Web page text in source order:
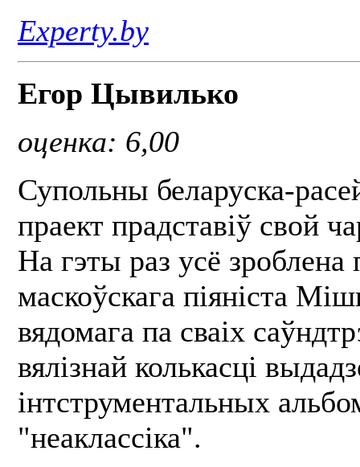
Experty.by
Егор Цывилько
оценка: 6,00
Супольны беларуска-
праект прадставіў свой
На гэты раз усё зроблена
маскоўскага піяніста
вядомага па сваіх
вялізнай колькасці
інтструментальных
"неаклассіка".